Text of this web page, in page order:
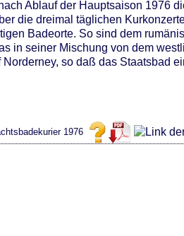
Ablauf der Hauptsaison 1976
die dreimal täglichen
Badeorte. So sind dem
in seiner Mischung von dem
so daß das Staatsbad
1976